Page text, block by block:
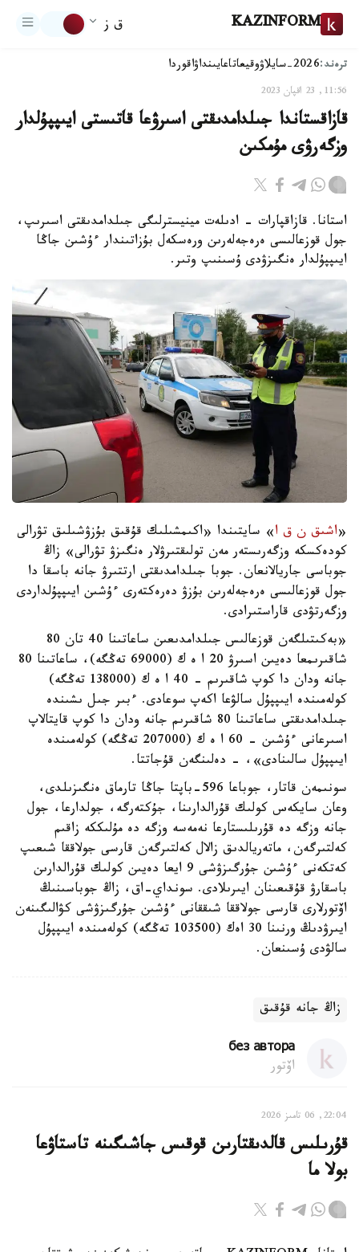
KAZINFORM ق ز
ترەند:2026-سايلاۋ وقيعاتاعايىنداۋاقوردا
11:56, 23 اقپان 2023
قازاقستاندا جىلدامدىقتى اسىرۋعا قاتىستى ايىپپۇلدار
وزگەرۋى مۇمكىن
استانا. قازاقپارات - ادىلەت مينيسترلىگى جىلدامدىقتى اسىرىپ،
جول قوزعالىسى ەرەجەلەرىن ورەسكەل بۇزاتىندار ءۇشىن جاڭا
ايىپپۇلدار ەنگىزۋدى ۇسىنىپ وتىر.
«اشىق ن ق ا» سايتىندا «اكىمشىلىك قۇقىق بۇزۋشىلىق تۋرالى
كودەكسكە وزگەرىستەر مەن تولىقتىرۋلار ەنگىزۋ تۋرالى» زاڭ
جوباسى جاريالانعان. جوبا جىلدامدىقتى ارتتىرۋ جانە باسقا دا
جول قوزعالىسى ەرەجەلەرىن بۇزۋ دەرەكتەرى ءۇشىن ايىپپۇلداردى
وزگەرتۋدى قاراستىرادى.
«بەكىتىلگەن قوزعالىس جىلدامدىعىن ساعاتىنا 40 تان 80
شاقىرىمعا دەيىن اسىرۋ 20 ا ە ك (69000 تەڭگە)، ساعاتىنا 80
جانە ودان دا كوپ شاقىرىم - 40 ا ە ك (138000 تەڭگە)
كولەمىندە ايىپپۇل سالۋعا اكەپ سوعادى. ءبىر جىل ىشىندە
جىلدامدىقتى ساعاتىنا 80 شاقىرىم جانە ودان دا كوپ قايتالاپ
اسىرعانى ءۇشىن - 60 ا ە ك (207000 تەڭگە) كولەمىندە
ايىپپۇل سالىنادى»، - دەلىنگەن قۇجاتتا.
سونىمەن قاتار، جوباعا 596-باپتا جاڭا تارماق ەنگىزىلدى،
وعان سايكەس كولىك قۇرالدارىنا، جۇكتەرگە، جولدارعا، جول
جانە وزگە دە قۇرىلىستارعا نەمەسە وزگە دە مۇلىككە زاقىم
كەلتىرگەن، ماتەريالدىق زالال كەلتىرگەن قارسى جولاققا شىعىپ
كەتكەنى ءۇشىن جۇرگىزۋشى 9 ايعا دەيىن كولىك قۇرالدارىن
باسقارۋ قۇقىعىنان ايىرىلادى. سونداي-اق، زاڭ جوباسىنىڭ
اۆتورلارى قارسى جولاققا شىققانى ءۇشىن جۇرگىزۋشى كۋالىگىنەن
ايىرۋدىڭ ورنىنا 30 اەك (103500 تەڭگە) كولەمىندە ايىپپۇل
سالۋدى ۇسىنعان.
زاڭ جانە قۇقىق
без автора
اۆتور
22:04, 06 تامىز 2026
قۇرىلىس قالدىقتارىن قوقىس جاشىگىنە تاستاۋعا
بولا ما